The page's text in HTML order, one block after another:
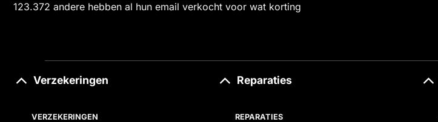
123.372 andere hebben al hun email verkocht voor wat korting
Verzekeringen
VERZEKERINGEN
Reparaties
REPARATIES